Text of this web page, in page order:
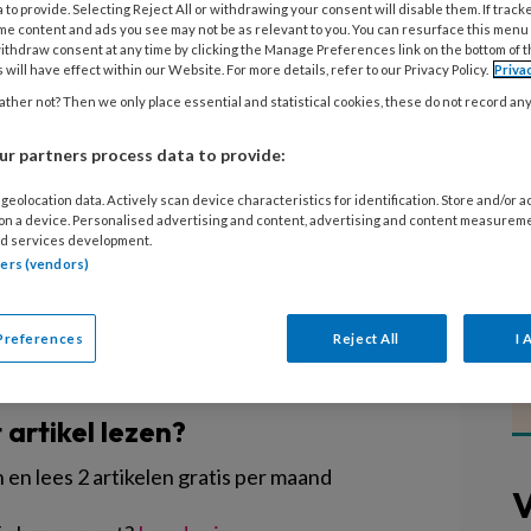
leren en ontwikkelen? Houders
en
de kinderopvang kunnen per 1
aanvragen. Elke mkb-
indienen tot € 25.000,-.
lezen?
lees 2 artikelen gratis per maand
to provide. Selecting Reject All or withdrawing your consent will disable them. If
content and ads you see may not be as relevant to you. You can resurface this
consent at any time by clicking the Manage Preferences link on the bottom of
will have effect within our Website. For more details, refer to our Privacy Policy.
not? Then we only place essential and statistical cookies, these do not record
partners process data to provide:
data. Actively scan device characteristics for identification. Store and/or
a device. Personalised advertising and content, advertising and content
services development.
(vendors)
Reject All I